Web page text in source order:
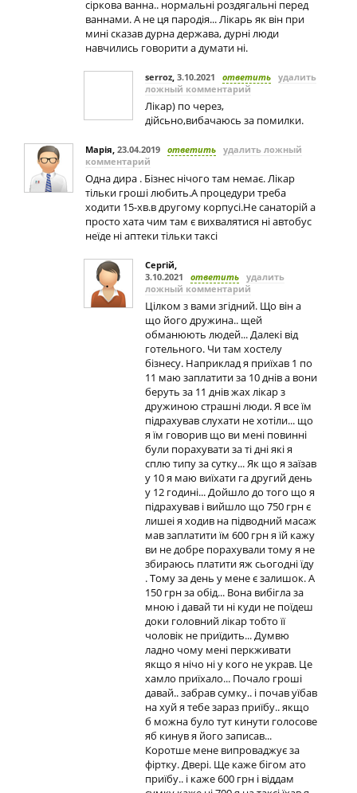
сіркова ванна.. нормальні роздягальні перед
ваннами. А не ця пародія... Лікарь як він при
мині сказав дурна держава, дурні люди
навчились говорити а думати ні.
serroz, 3.10.2021 ответить удалить
ложный комментарий
Лікар) по через,
дійсьно,вибачаюсь за помилки.
Марія, 23.04.2019 ответить удалить ложный
комментарий
Одна дира . Бізнес нічого там немає. Лікар
тільки гроші любить.А процедури треба
ходити 15-хв.в другому корпусі.Не санаторій а
просто хата чим там є вихвалятися ні автобус
неїде ні аптеки тільки таксі
Сергій,
3.10.2021
ответить удалить
ложный комментарий
Цілком з вами згідний. Що він а
що його дружина.. щей
обманюють людей... Далекі від
готельного. Чи там хостелу
бізнесу. Наприклад я приїхав 1 по
11 маю заплатити за 10 днів а вони
беруть за 11 днів жах лікар з
дружиною страшні люди. Я все їм
підрахував слухати не хотіли... що
я їм говорив що ви мені повинні
були порахувати за ті дні які я
сплю типу за сутку... Як що я заїзав
у 10 я маю виїхати га другий день
у 12 годині... Дойшло до того що я
підрахував і вийшло що 750 грн є
лишеі я ходив на підводний масаж
мав заплатити їм 600 грн я їй кажу
ви не добре порахували тому я не
збираюсь платити яж сьогодні їду
. Тому за день у мене є залишок. А
150 грн за обід... Вона вибігла за
мною і давай ти ні куди не поїдеш
доки головний лікар тобто її
чоловік не приїдить... Думвю
ладно чому мені перкживати
якщо я нічо ні у кого не украв. Це
хамло приїхало... Почало гроші
давай.. забрав сумку.. і почав уїбав
на хуй я тебе зараз приїбу.. якщо
б можна було тут кинути голосове
яб кинув я його записав...
Коротше мене випроваджує за
фіртку. Двері. Ще каже бігом ато
приїбу.. і каже 600 грн і віддам